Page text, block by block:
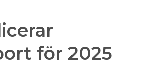
för 2025